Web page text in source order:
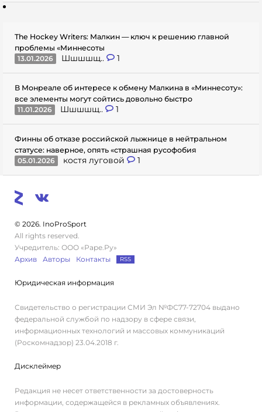
The Hockey Writers: Малкин — ключ к решению главной
проблемы «Миннесоты
13.01.2026
Шшшшщ.. 1
В Монреале об интересе к обмену Малкина в «Миннесоту»:
все элементы могут сойтись довольно быстро
11.01.2026
Шшшшщ.. 1
Финны об отказе российской лыжнице в нейтральном
статусе: наверное, опять «страшная русофобия
05.01.2026
костя луговой 1
© 2026. InoProSport
All rights reserved.
Учредитель: ООО «Раре.Ру»
Архив
Авторы Контакты RSS
Юридическая информация
Свидетельство о регистрации СМИ Эл №ФС77-72704 выдано
федеральной службой по надзору в сфере связи,
информационных технологий и массовых коммуникаций
(Роскомнадзор) 23.04.2018 г.
Дисклеймер
Редакция не несет ответственности за достоверность
информации, содержащейся в рекламных объявлениях.